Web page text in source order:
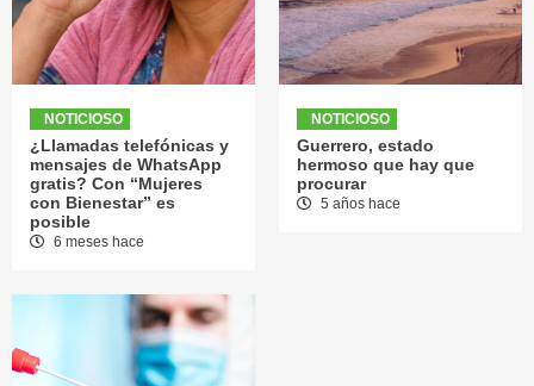
NOTICIOSO
¿Llamadas telefónicas y
mensajes de WhatsApp
gratis? Con “Mujeres
con Bienestar” es
posible
6 meses hace
NOTICIOSO
Guerrero, estado
hermoso que hay que
procurar
5 años hace